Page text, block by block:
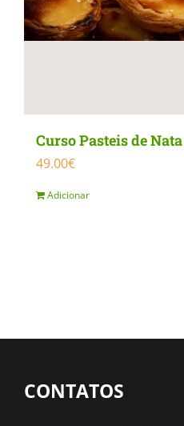
Curso Pasteis de Nata
49.00€
Adicionar
CONTATOS